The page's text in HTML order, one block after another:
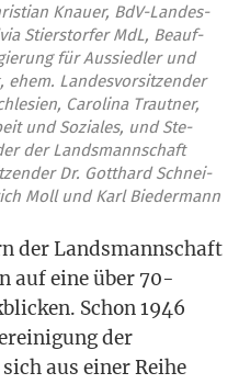
Knau­er, BdV-Lan­des­
Stierstor­fer MdL, Beauf­
für Aus­sied­ler und
ehem. Lan­des­vor­sit­zen­der
Caro­li­na Traut­ner,
und Sozia­les, und Ste­
der Lands­mann­schaft
Dr. Gott­hard Schnei­
Moll und Karl Bie­der­mann
der Lands­mann­schaft
auf eine über 70-
Schon 1946
der
aus einer Rei­he